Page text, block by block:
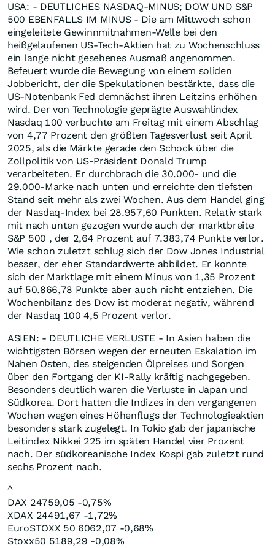
USA: - DEUTLICHES NASDAQ-MINUS; DOW UND S&P
500 EBENFALLS IM MINUS - Die am Mittwoch schon
eingeleitete Gewinnmitnahmen-Welle bei den
heißgelaufenen US-Tech-Aktien hat zu Wochenschluss
ein lange nicht gesehenes Ausmaß angenommen.
Befeuert wurde die Bewegung von einem soliden
Jobbericht, der die Spekulationen bestärkte, dass die
US-Notenbank Fed demnächst ihren Leitzins erhöhen
wird. Der von Technologie geprägte Auswahlindex
Nasdaq 100 verbuchte am Freitag mit einem Abschlag
von 4,77 Prozent den größten Tagesverlust seit April
2025, als die Märkte gerade den Schock über die
Zollpolitik von US-Präsident Donald Trump
verarbeiteten. Er durchbrach die 30.000- und die
29.000-Marke nach unten und erreichte den tiefsten
Stand seit mehr als zwei Wochen. Aus dem Handel ging
der Nasdaq-Index bei 28.957,60 Punkten. Relativ stark
mit nach unten gezogen wurde auch der marktbreite
S&P 500 , der 2,64 Prozent auf 7.383,74 Punkte verlor.
Wie schon zuletzt schlug sich der Dow Jones Industrial
besser, der eher Standardwerte abbildet. Er konnte
sich der Marktlage mit einem Minus von 1,35 Prozent
auf 50.866,78 Punkte aber auch nicht entziehen. Die
Wochenbilanz des Dow ist moderat negativ, während
der Nasdaq 100 4,5 Prozent verlor.
ASIEN: - DEUTLICHE VERLUSTE - In Asien haben die
wichtigsten Börsen wegen der erneuten Eskalation im
Nahen Osten, des steigenden Ölpreises und Sorgen
über den Fortgang der KI-Rally kräftig nachgegeben.
Besonders deutlich waren die Verluste in Japan und
Südkorea. Dort hatten die Indizes in den vergangenen
Wochen wegen eines Höhenflugs der Technologieaktien
besonders stark zugelegt. In Tokio gab der japanische
Leitindex Nikkei 225 im späten Handel vier Prozent
nach. Der südkoreanische Index Kospi gab zuletzt rund
sechs Prozent nach.
^
DAX 24759,05 -0,75%
XDAX 24491,67 -1,72%
EuroSTOXX 50 6062,07 -0,68%
Stoxx50 5189,29 -0,08%